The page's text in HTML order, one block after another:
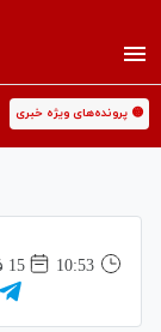
🟡 پرونده‌های ویژه خبری
10:53
15 فروردين 1405